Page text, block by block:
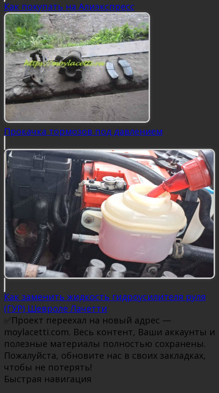
Как покупать на Алиэкспресс
Прокачка тормозов под давлением
Как заменить жидкость гидроусилителя руля
(ГУР) Шевроле Лачетти
✅Проект переехал на новый адрес —
moylacetti.com. Весь контент, Ваши аккаунты и
полезные материалы полностью сохранены.
Пожалуйста, обновите нас в своих закладках,
чтобы не потерять!
Быстрая навигация